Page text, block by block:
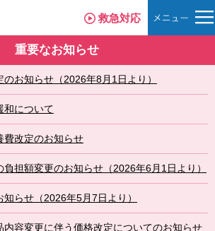
救急対応
重要なお知らせ
お知らせ（2026年8月1日より）
和について
費改定のお知らせ
担額変更のお知らせ（2026年6月1日より）
らせ（2026年5月7日より）
内容変更に伴う価格改定についてのお知らせ